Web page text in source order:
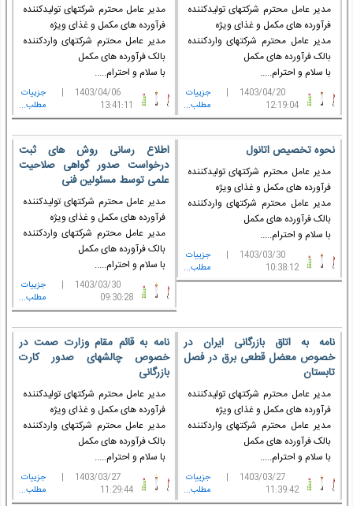
مدیر عامل محترم شرکتهای تولیدکننده
فرآورده های مکمل و غذای ویژه
مدیر عامل محترم شرکتهای واردکننده
بالک فرآورده های مکمل
با سلام و احترام.....
1403/04/20 |
12:19:04
جزييات
مطلب...
مدیر عامل محترم شرکتهای تولیدکننده
فرآورده های مکمل و غذای ویژه
مدیر عامل محترم شرکتهای واردکننده
بالک فرآورده های مکمل
با سلام و احترام.....
1403/04/06 |
13:41:11
جزييات
مطلب...
نحوه تخصیص اتانول
مدیر عامل محترم شرکتهای تولیدکننده
فرآورده های مکمل و غذای ویژه
مدیر عامل محترم شرکتهای واردکننده
بالک فرآورده های مکمل
با سلام و احترام.....
1403/03/30 |
10:38:12
جزييات
مطلب...
اطلاع رسانی روش های ثبت
درخواست صدور گواهی صلاحیت
علمی توسط مسئولین فنی
مدیر عامل محترم شرکتهای تولیدکننده
فرآورده های مکمل و غذای ویژه
مدیر عامل محترم شرکتهای واردکننده
بالک فرآورده های مکمل
با سلام و احترام.....
1403/03/30 |
09:30:28
جزييات
مطلب...
نامه به اتاق بازرگانی ایران در
خصوص معضل قطعی برق در فصل
تابستان
مدیر عامل محترم شرکتهای تولیدکننده
فرآورده های مکمل و غذای ویژه
مدیر عامل محترم شرکتهای واردکننده
بالک فرآورده های مکمل
با سلام و احترام.....
1403/03/27 |
11:39:42
جزييات
مطلب...
نامه به قائم مقام وزارت صمت در
خصوص چالشهای صدور کارت
بازرگانی
مدیر عامل محترم شرکتهای تولیدکننده
فرآورده های مکمل و غذای ویژه
مدیر عامل محترم شرکتهای واردکننده
بالک فرآورده های مکمل
با سلام و احترام.....
1403/03/27 |
11:29:44
جزييات
مطلب...